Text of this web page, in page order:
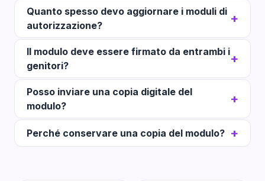
Quanto spesso devo aggiornare i moduli di
autorizzazione?
Il modulo deve essere firmato da entrambi i
genitori?
Posso inviare una copia digitale del
modulo?
Perché conservare una copia del modulo?